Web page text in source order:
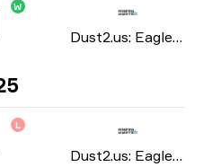
W
Dust2.us: Eagle Masters season 5 2025
L
Dust2.us: Eagle Masters season 5 2025